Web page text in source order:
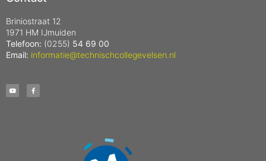
Briniostraat 12
1971 HM IJmuiden
Telefoon: (0255) 54 69 00
Email: informatie@technischcollegevelsen.nl